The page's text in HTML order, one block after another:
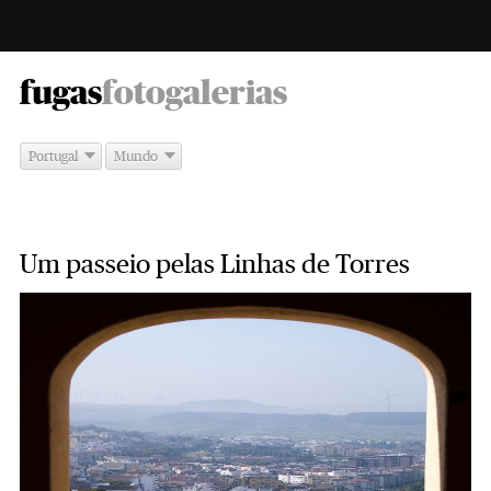
fugas -
fotogalerias
Portugal Mundo
Um passeio pelas Linhas de Torres